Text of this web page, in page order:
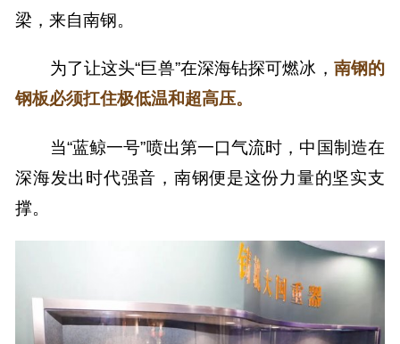
梁，来自南钢。
为了让这头“巨兽”在深海钻探可燃冰， 南钢的
钢板必须扛住极低温和超高压。
当“蓝鲸一号”喷出第一口气流时，中国制造在
深海发出时代强音，南钢便是这份力量的坚实支
撑。